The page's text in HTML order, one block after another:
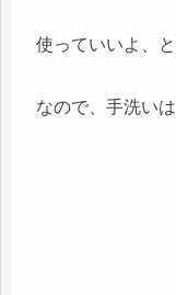
使っていいよ、と
なので、手洗い